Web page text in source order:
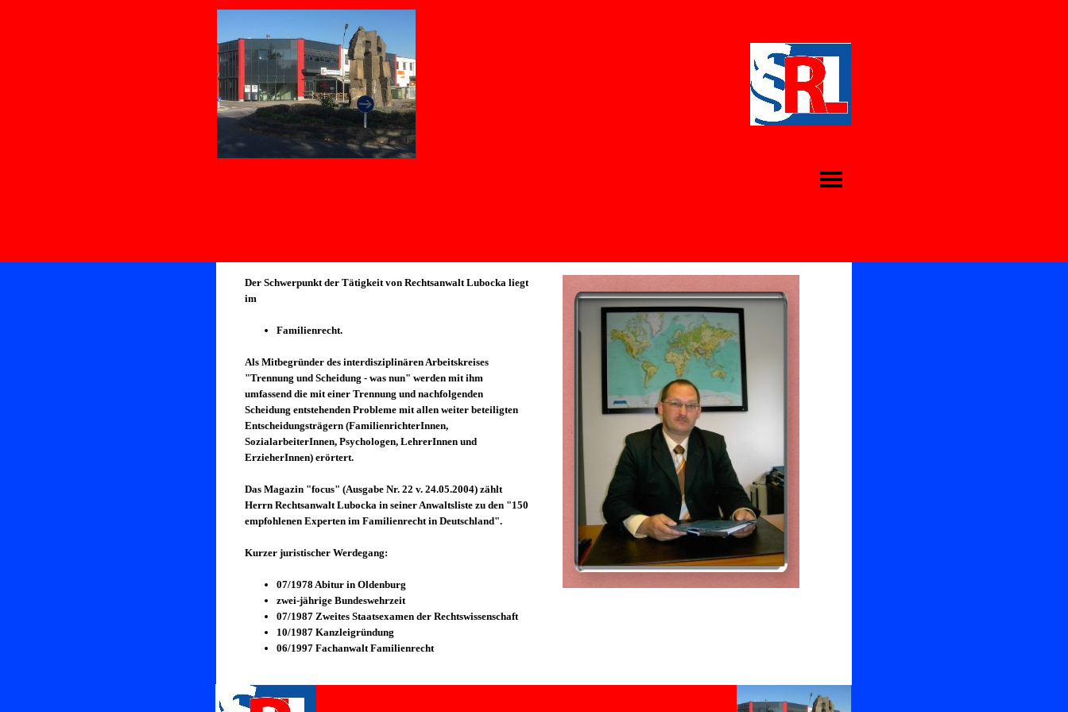
Der Schwerpunkt der Tätigkeit von Rechtsanwalt Lubocka liegt
im
Familienrecht.
Als Mitbegründer des interdisziplinären Arbeitskreises
"Trennung und Scheidung - was nun" werden mit ihm
umfassend die mit einer Trennung und nachfolgenden
Scheidung entstehenden Probleme mit allen weiter beteiligten
Entscheidungsträgern (FamilienrichterInnen,
SozialarbeiterInnen, Psychologen, LehrerInnen und
ErzieherInnen) erörtert.
Das Magazin "focus" (Ausgabe Nr. 22 v. 24.05.2004) zählt
Herrn Rechtsanwalt Lubocka in seiner Anwaltsliste zu den "150
empfohlenen Experten im Familienrecht in Deutschland".
Kurzer juristischer Werdegang:
07/1978 Abitur in Oldenburg
zwei-jährige Bundeswehrzeit
07/1987 Zweites Staatsexamen der Rechtswissenschaft
10/1987 Kanzleigründung
06/1997 Fachanwalt Familienrecht